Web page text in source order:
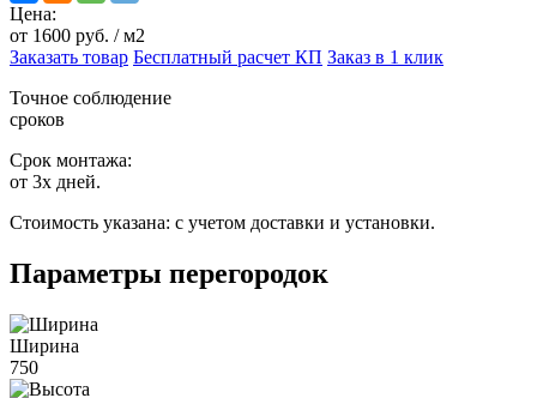
Цена:
от 1600 руб. / м2
Заказать товар Бесплатный расчет КП Заказ в 1 клик
Точное соблюдение
сроков
Срок монтажа:
от 3х дней.
Стоимость указана: с учетом доставки и установки.
Параметры перегородок
Ширина
750